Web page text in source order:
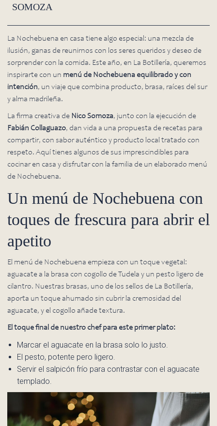
SOMOZA
La Nochebuena en casa tiene algo especial: una mezcla de
ilusión, ganas de reunirnos con los seres queridos y deseo de
sorprender con la comida. Este año, en La Botillería, queremos
inspirarte con un menú de Nochebuena equilibrado y con
intención, un viaje que combina producto, brasa, raíces del sur
y alma madrileña.
La firma creativa de Nico Somoza, junto con la ejecución de
Fabián Collaguazo, dan vida a una propuesta de recetas para
compartir, con sabor auténtico y producto local tratado con
respeto. Aquí tienes algunos de sus imprescindibles para
cocinar en casa y disfrutar con la familia de un elaborado menú
de Nochebuena.
Un menú de Nochebuena con
toques de frescura para abrir el
apetito
El menú de Nochebuena empieza con un toque vegetal:
aguacate a la brasa con cogollo de Tudela y un pesto ligero de
cilantro. Nuestras brasas, uno de los sellos de La Botillería,
aporta un toque ahumado sin cubrir la cremosidad del
aguacate, y el cogollo añade textura.
El toque final de nuestro chef para este primer plato:
Marcar el aguacate en la brasa solo lo justo.
El pesto, potente pero ligero.
Servir el salpicón frío para contrastar con el aguacate
templado.